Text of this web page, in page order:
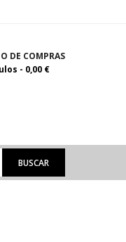
DE COMPRAS
- 0,00 €
BUSCAR